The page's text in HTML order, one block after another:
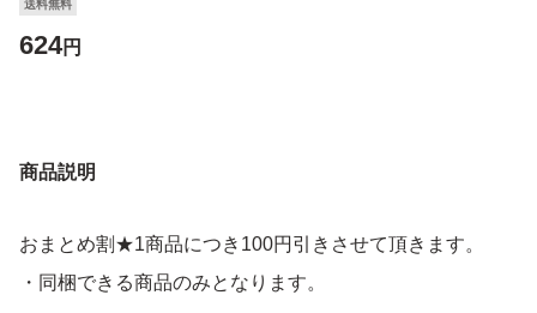
送料無料
624円
商品説明
おまとめ割★1商品につき100円引きさせて頂きます。
・同梱できる商品のみとなります。